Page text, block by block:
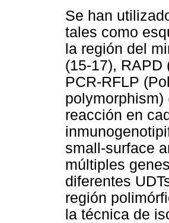
Se han
tales como
la región del
(15-17), RAPD
PCR-RFLP
reacción en
small-surface
múltiples
diferentes
región
la técnica de